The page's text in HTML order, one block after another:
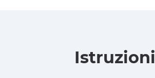
Istruzioni